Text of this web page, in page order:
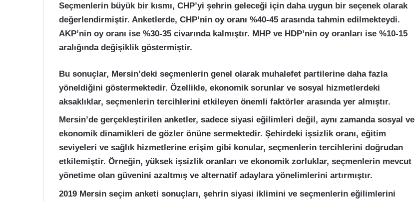
Seçmenlerin büyük bir kısmı, CHP’yi şehrin geleceği için daha uygun bir seçenek olarak
değerlendirmiştir. Anketlerde, CHP’nin oy oranı %40-45 arasında tahmin edilmekteydi.
AKP’nin oy oranı ise %30-35 civarında kalmıştır. MHP ve HDP’nin oy oranları ise %10-15
aralığında değişiklik göstermiştir.
Bu sonuçlar, Mersin’deki seçmenlerin genel olarak muhalefet partilerine daha fazla
yöneldiğini göstermektedir. Özellikle, ekonomik sorunlar ve sosyal hizmetlerdeki
aksaklıklar, seçmenlerin tercihlerini etkileyen önemli faktörler arasında yer almıştır.
Mersin’de gerçekleştirilen anketler, sadece siyasi eğilimleri değil, aynı zamanda sosyal ve
ekonomik dinamikleri de gözler önüne sermektedir. Şehirdeki işsizlik oranı, eğitim
seviyeleri ve sağlık hizmetlerine erişim gibi konular, seçmenlerin tercihlerini doğrudan
etkilemiştir. Örneğin, yüksek işsizlik oranları ve ekonomik zorluklar, seçmenlerin mevcut
yönetime olan güvenini azaltmış ve alternatif adaylara yönelimlerini artırmıştır.
2019 Mersin seçim anketi sonuçları, şehrin siyasi iklimini ve seçmenlerin eğilimlerini